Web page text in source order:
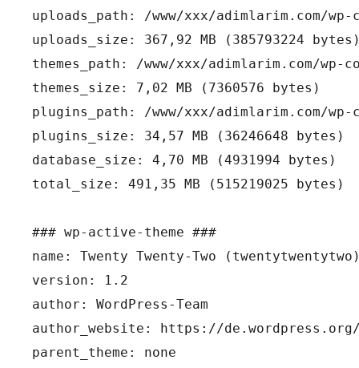
uploads_path: /www/xxx/adimlarim.com/
uploads_size: 367,92 MB (385793224
themes_path: /www/xxx/adimlarim.com/wp-
themes_size: 7,02 MB (7360576 bytes)
plugins_path: /www/xxx/adimlarim.com/
plugins_size: 34,57 MB (36246648 bytes)
database_size: 4,70 MB (4931994 bytes)
total_size: 491,35 MB (515219025 bytes)
### wp-active-theme ###
name: Twenty Twenty-Two
version: 1.2
author: WordPress-Team
author_website: https://
parent_theme: none